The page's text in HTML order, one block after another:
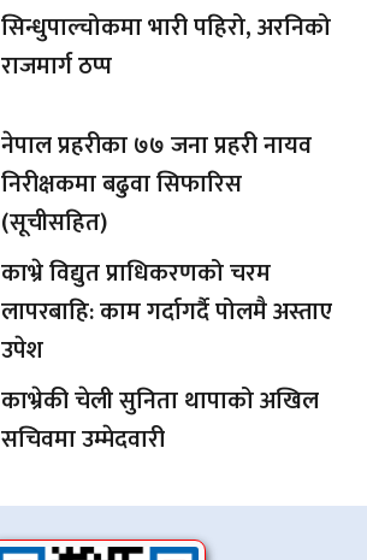
सिन्धुपाल्चोकमा भारी पहिरो, अरनिको
राजमार्ग ठप्प
नेपाल प्रहरीका ७७ जना प्रहरी नायव
निरीक्षकमा बढुवा सिफारिस
(सूचीसहित)
काभ्रे विद्युत प्राधिकरणको चरम
लापरबाहि: काम गर्दागर्दै पोलमै अस्ताए
उपेश
काभ्रेकी चेली सुनिता थापाको अखिल
सचिवमा उम्मेदवारी